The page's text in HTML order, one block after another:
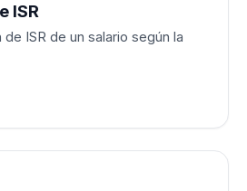
ISR
ISR de un salario según la